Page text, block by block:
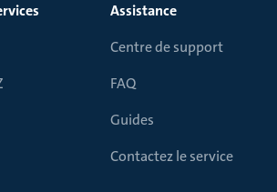
Assistance
Centre de support
FAQ
Guides
Contactez le service